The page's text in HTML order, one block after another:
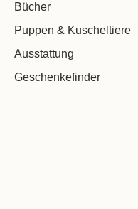
Bücher
Puppen & Kuscheltiere
Ausstattung
Geschenkefinder